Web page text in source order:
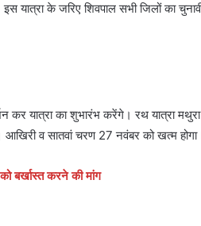
यात्रा के जरिए शिवपाल सभी जिलों का
कर यात्रा का शुभारंभ करेंगे। रथ यात्रा
आखिरी व सातवां चरण 27 नवंबर को खत्म
बर्खास्त करने की मांग